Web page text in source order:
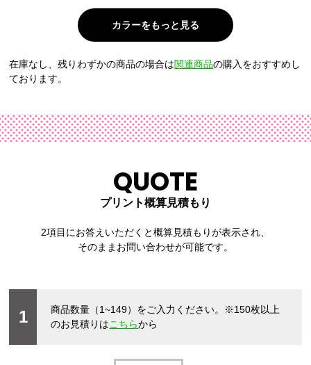
在庫なし、残りわずかの商品の場合は関連商品の購入をおすすめし
ております。
QUOTE
プリント概算見積もり
2項目にお答えいただくと概算見積もりが表示され、
そのままお問い合わせが可能です。
1 商品数量（1~149）をご入力ください。 ※150枚以上
のお見積りはこちらから